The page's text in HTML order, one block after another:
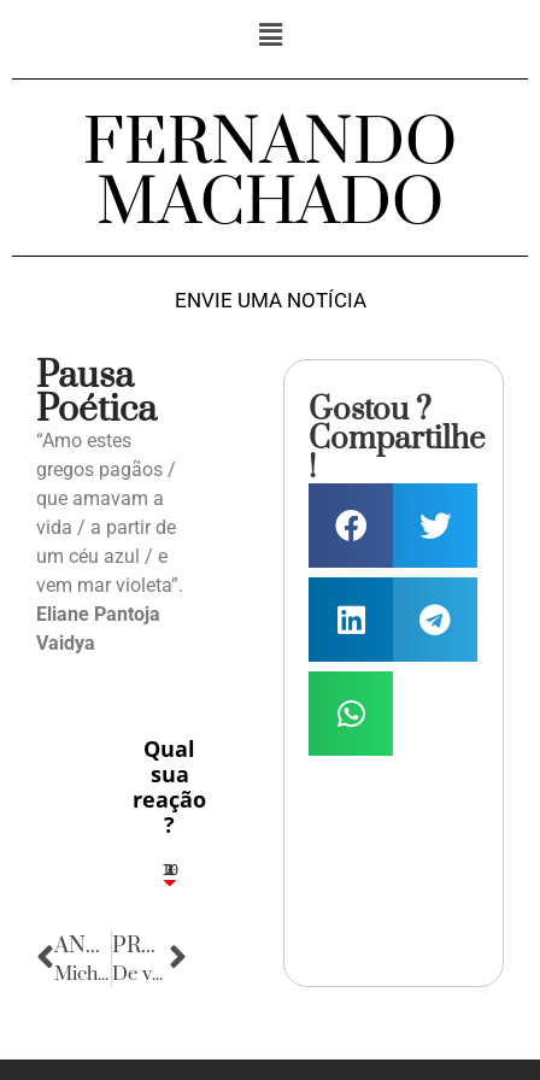
FERNANDO
MACHADO
ENVIE UMA NOTÍCIA
Pausa
Poética
“Amo estes
gregos pagãos /
que amavam a
vida / a partir de
um céu azul / e
vem mar violeta”.
Eliane Pantoja
Vaidya
Qual
sua
reação
?
3
1
1
2
10
ANTERIOR
Michelle Obama & Jason Wu
PRÓXIMA
De volta para o passado
Gostou ?
Compartilhe
!